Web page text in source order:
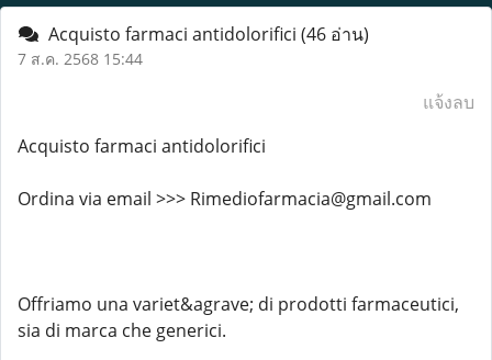
Acquisto farmaci antidolorifici (46 อ่าน)
7 ส.ค. 2568 15:44
แจ้งลบ
Acquisto farmaci antidolorifici
Ordina via email >>> Rimediofarmacia@gmail.com
Offriamo una variet&agrave; di prodotti farmaceutici,
sia di marca che generici.